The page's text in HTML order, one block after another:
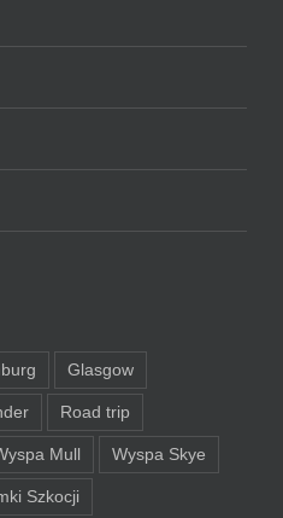
Glasgow
Road trip
Mull Wyspa Skye
Szkocji